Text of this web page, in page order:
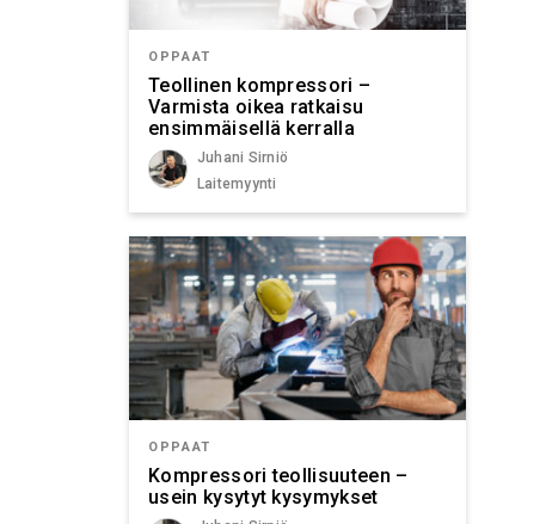
OPPAAT
Teollinen kompressori –
Varmista oikea ratkaisu
ensimmäisellä kerralla
Juhani Sirniö
Laitemyynti
OPPAAT
Kompressori teollisuuteen –
usein kysytyt kysymykset